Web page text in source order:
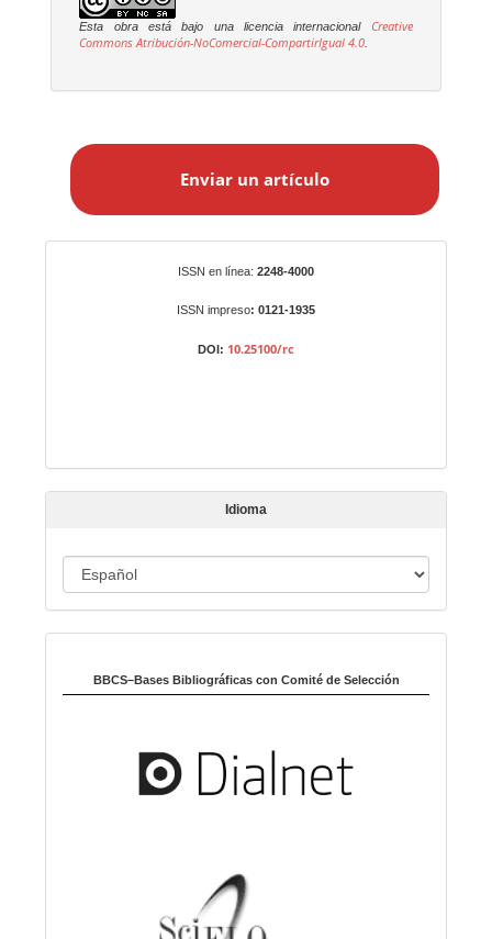
Esta obra está bajo una licencia internacional
Creative
Commons Atribución-NoComercial-CompartirIgual 4.0.
a
u
l
Enviar un artículo
ISSN en línea: 2248-4000
ISSN impreso: 0121-1935
DOI: 10.25100/rc
Idioma
d
m
BBCS–Bases Bibliográficas con Comité de Selección